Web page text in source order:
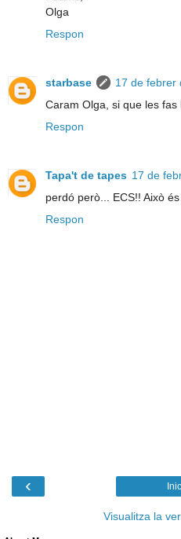
Olga
Respon
starbase
17 de febrer
Caram Olga, si que les fas
Respon
Tapa't de tapes 17 de
perdó però... ECS!! Això
Respon
‹
Visualitza la